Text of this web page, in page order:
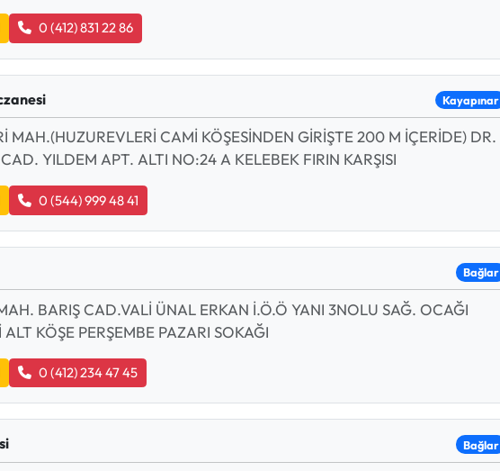
0 (412) 831 22 86
Kayapınar
MAH.(HUZUREVLERİ CAMİ KÖŞESİNDEN GİRİŞTE 200 M İÇERİDE) DR.
YILDEM APT. ALTI NO:24 A KELEBEK FIRIN KARŞISI
0 (544) 999 48 41
Bağlar
BARIŞ CAD.VALİ ÜNAL ERKAN İ.Ö.Ö YANI 3NOLU SAĞ. OCAĞI
ALT KÖŞE PERŞEMBE PAZARI SOKAĞI
0 (412) 234 47 45
Bağlar